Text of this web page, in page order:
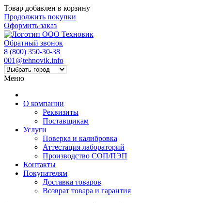
Товар добавлен в корзину
Продолжить покупки
Оформить заказ
Обратный звонок
8 (800) 350-30-38
001@tehnovik.info
Меню
О компании
Реквизиты
Поставщикам
Услуги
Поверка и калибровка
Аттестация лабораторий
Производство СОП/ПЭП
Контакты
Покупателям
Доставка товаров
Возврат товара и гарантия